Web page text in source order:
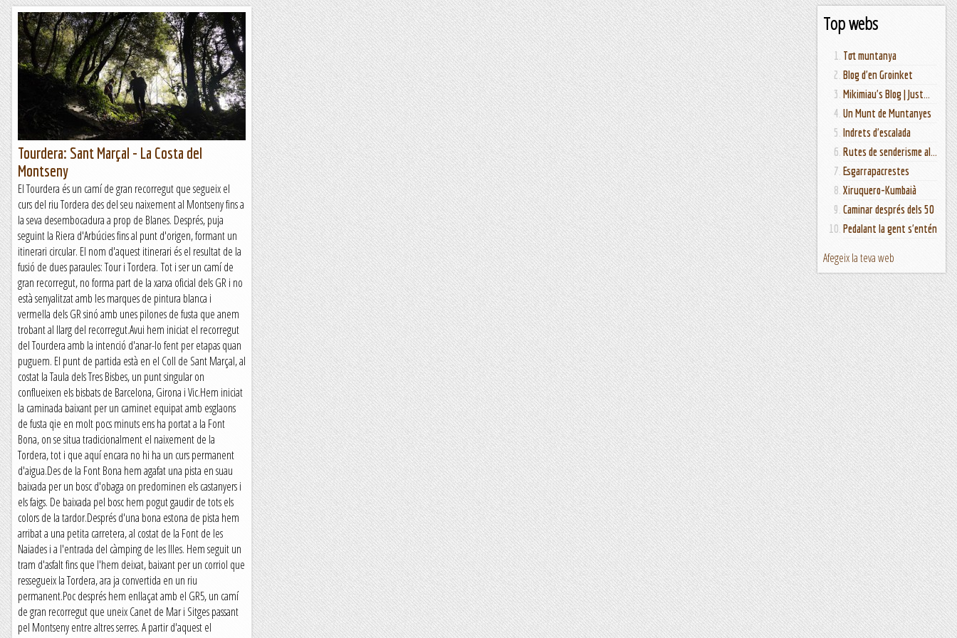
Top webs
Tot muntanya
Blog d'en Groinket
Mikimiau's Blog | Just...
Un Munt de Muntanyes
Indrets d'escalada
Rutes de senderisme al...
Esgarrapacrestes
Xiruquero-Kumbaià
Caminar després dels 50
Pedalant la gent s'entén
Afegeix la teva web
Tourdera: Sant Marçal - La Costa del
Montseny
El Tourdera és un camí de gran recorregut que segueix el
curs del riu Tordera des del seu naixement al Montseny fins a
la seva desembocadura a prop de Blanes. Després, puja
seguint la Riera d'Arbúcies fins al punt d'origen, formant un
itinerari circular. El nom d'aquest itinerari és el resultat de la
fusió de dues paraules: Tour i Tordera. Tot i ser un camí de
gran recorregut, no forma part de la xarxa oficial dels GR i no
està senyalitzat amb les marques de pintura blanca i
vermella dels GR sinó amb unes pilones de fusta que anem
trobant al llarg del recorregut.Avui hem iniciat el recorregut
del Tourdera amb la intenció d'anar-lo fent per etapas quan
puguem. El punt de partida està en el Coll de Sant Marçal, al
costat la Taula dels Tres Bisbes, un punt singular on
conflueixen els bisbats de Barcelona, Girona i Vic.Hem iniciat
la caminada baixant per un caminet equipat amb esglaons
de fusta qie en molt pocs minuts ens ha portat a la Font
Bona, on se situa tradicionalment el naixement de la
Tordera, tot i que aquí encara no hi ha un curs permanent
d'aigua.Des de la Font Bona hem agafat una pista en suau
baixada per un bosc d'obaga on predominen els castanyers i
els faigs. De baixada pel bosc hem pogut gaudir de tots els
colors de la tardor.Després d'una bona estona de pista hem
arribat a una petita carretera, al costat de la Font de les
Naiades i a l'entrada del càmping de les Illes. Hem seguit un
tram d'asfalt fins que l'hem deixat, baixant per un corriol que
ressegueix la Tordera, ara ja convertida en un riu
permanent.Poc després hem enllaçat amb el GR5, un camí
de gran recorregut que uneix Canet de Mar i Sitges passant
pel Montseny entre altres serres. A partir d'aquest el